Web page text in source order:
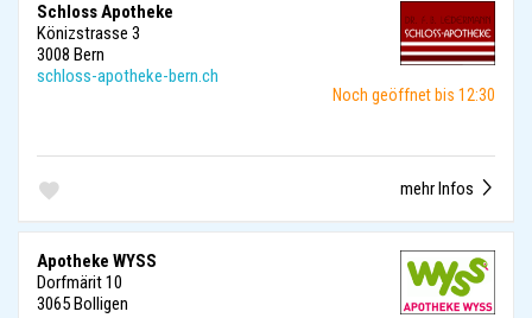
Schloss Apotheke
Könizstrasse 3
3008 Bern
schloss-apotheke-bern.ch
Noch geöffnet bis 12:30
mehr Infos
Apotheke WYSS
Dorfmärit 10
3065 Bolligen